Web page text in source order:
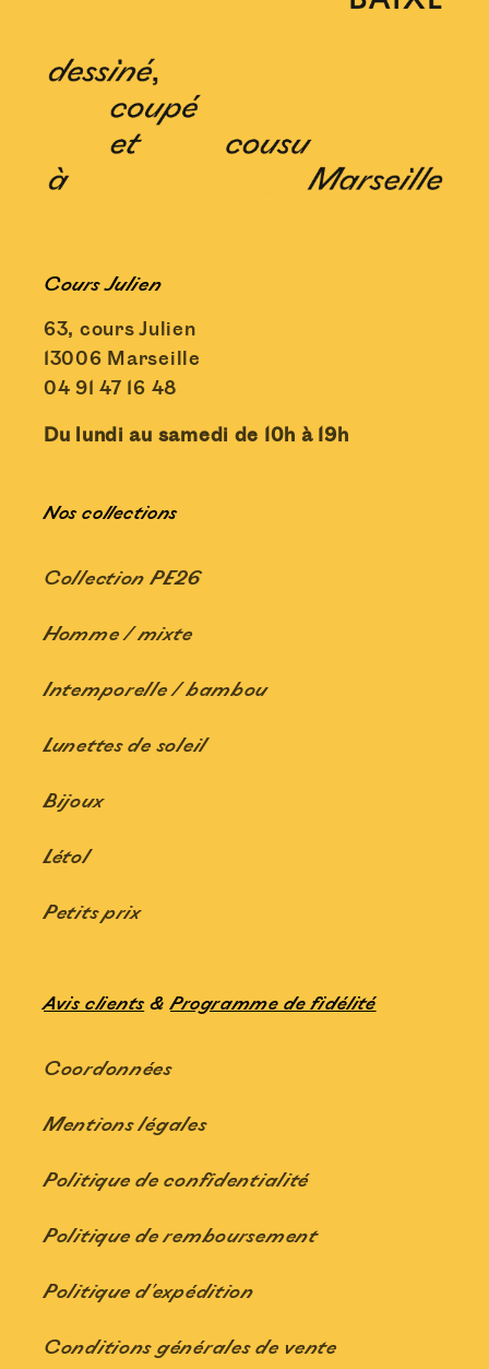
Cours Julien
63, cours Julien
13006 Marseille
04 91 47 16 48
Du lundi au samedi de 10h à 19h
Nos collections
Collection PE26
Homme / mixte
Intemporelle / bambou
Lunettes de soleil
Bijoux
Létol
Petits prix
Avis clients&Programme de fidélité
Coordonnées
Mentions légales
Politique de confidentialité
Politique de remboursement
Politique d'expédition
Conditions générales de vente